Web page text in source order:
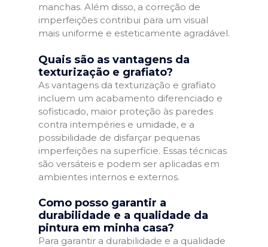
manchas. Além disso, a correção de
imperfeições contribui para um visual
mais uniforme e esteticamente agradável.
Quais são as vantagens da
texturização e grafiato?
As vantagens da texturização e grafiato
incluem um acabamento diferenciado e
sofisticado, maior proteção às paredes
contra intempéries e umidade, e a
possibilidade de disfarçar pequenas
imperfeições na superfície. Essas técnicas
são versáteis e podem ser aplicadas em
ambientes internos e externos.
Como posso garantir a
durabilidade e a qualidade da
pintura em minha casa?
Para garantir a durabilidade e a qualidade